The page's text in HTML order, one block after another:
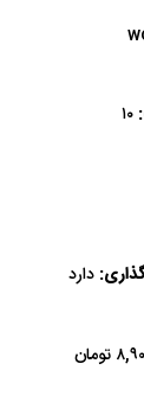
دارد